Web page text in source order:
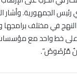
رئيس الجمهورية.
في مختلف برامجها
على خط واحد مع
مَّرْصُوصٌ”.